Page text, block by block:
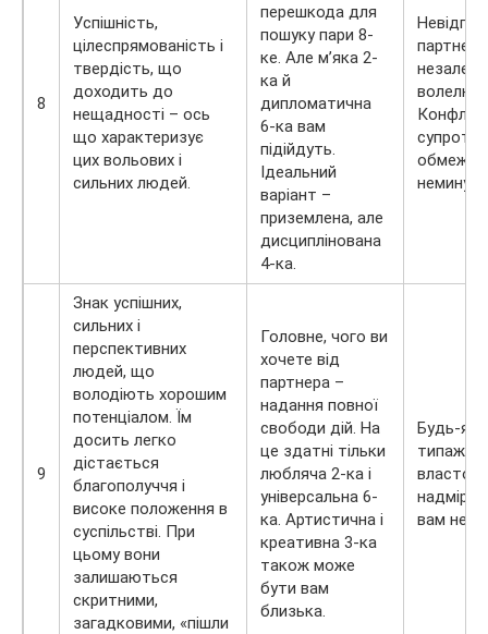
8
Успішність,
цілеспрямованість і
твердість, що
доходить до
нещадності – ось
що характеризує
цих вольових і
сильних людей.
перешкода для
пошуку пари 8-
ке. Але м’яка 2-
ка й
дипломатична
6-ка вам
підійдуть.
Ідеальний
варіант –
приземлена, але
дисциплінована
4-ка.
неминучі.
9
Знак успішних,
сильних і
перспективних
людей, що
володіють хорошим
потенціалом. Їм
досить легко
дістається
благополуччя і
високе положення в
суспільстві. При
цьому вони
залишаються
скритними,
загадковими, «пішли
Головне, чого ви
хочете від
партнера –
надання повної
свободи дій. На
це здатні тільки
любляча 2-ка і
універсальна 6-
ка. Артистична і
креативна 3-ка
також може
бути вам
близька.
Будь-які
типажі,
вам не